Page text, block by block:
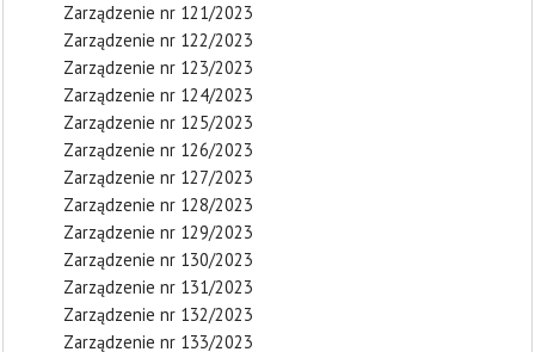
Zarządzenie nr 121/2023
Zarządzenie nr 122/2023
Zarządzenie nr 123/2023
Zarządzenie nr 124/2023
Zarządzenie nr 125/2023
Zarządzenie nr 126/2023
Zarządzenie nr 127/2023
Zarządzenie nr 128/2023
Zarządzenie nr 129/2023
Zarządzenie nr 130/2023
Zarządzenie nr 131/2023
Zarządzenie nr 132/2023
Zarządzenie nr 133/2023